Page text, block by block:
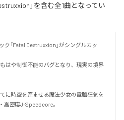
」を含む全1曲となってい
ク「Fatal Destruxxion」がシングルカッ
はや制御不能のバグとなり、現実の境界
に時空を歪ませる魔法少女の電脳狂気を
高密度J-Speedcore。